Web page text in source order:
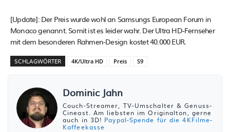
[Update]: Der Preis wurde wohl an Samsungs European Forum in
Monaco genannt. Somit ist es leider wahr. Der Ultra HD-Fernseher
mit dem besonderen Rahmen-Design kostet 40.000 EUR.
SCHLAGWÖRTER 4K/Ultra HD Preis S9
Dominic Jahn
Couch-Streamer, TV-Umschalter & Genuss-
Cineast. Am liebsten im Originalton, gerne
auch in 3D! Paypal-Spende für die 4KFilme-
Kaffeekasse